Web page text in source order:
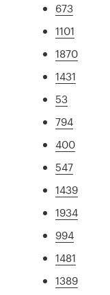
673
1101
1870
1431
53
794
400
547
1439
1934
994
1481
1389